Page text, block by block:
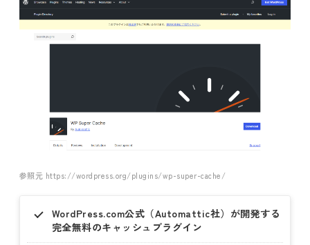
参照元 https://wordpress.org/plugins/wp-super-cache/
WordPress.com公式（Automattic社）が開発する
完全無料のキャッシュプラグイン